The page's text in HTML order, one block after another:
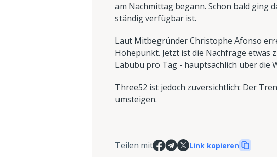
am Nachmittag begann. Schon bald ging
ständig verfügbar ist.
Laut Mitbegründer Christophe Afonso
Höhepunkt. Jetzt ist die Nachfrage
Labubu pro Tag - hauptsächlich über die
Three52 ist jedoch zuversichtlich: Der
umsteigen.
Teilen mit Link kopieren